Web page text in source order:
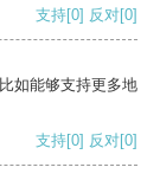
支持[0] 反对[0]
如能够支持更多地
支持[0] 反对[0]